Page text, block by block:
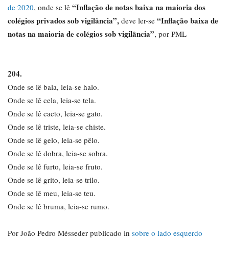
de 2020, onde se lê “Inflação de notas baixa na maioria dos
colégios privados sob vigilância”, deve ler-se “Inflação baixa de
notas na maioria de colégios sob vigilância”, por PML
204.
Onde se lê bala, leia-se halo.
Onde se lê cela, leia-se tela.
Onde se lê cacto, leia-se gato.
Onde se lê triste, leia-se chiste.
Onde se lê gelo, leia-se pêlo.
Onde se lê dobra, leia-se sobra.
Onde se lê furto, leia-se fruto.
Onde se lê grito, leia-se trilo.
Onde se lê meu, leia-se teu.
Onde se lê bruma, leia-se rumo.
Por João Pedro Mésseder publicado in sobre o lado esquerdo